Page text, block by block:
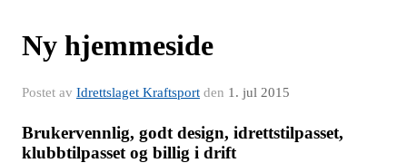
Ny hjemmeside
Postet av Idrettslaget Kraftsport den 1. jul 2015
Brukervennlig, godt design, idrettstilpasset,
klubbtilpasset og billig i drift